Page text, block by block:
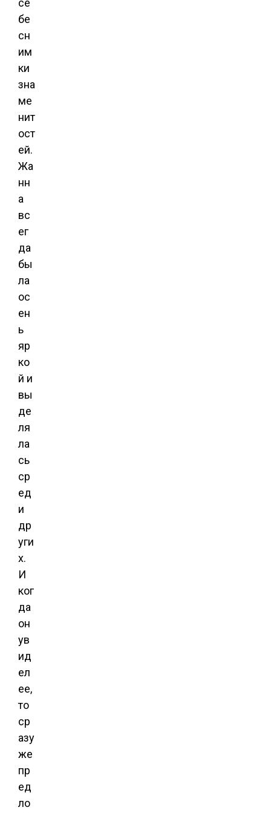
се
бе
сн
им
ки
зна
ме
нит
ост
ей.
Жа
нн
а
вс
ег
да
бы
ла
ос
ен
ь
яр
ко
й и
вы
де
ля
ла
сь
ср
ед
и
др
уги
х.
И
ког
да
он
ув
ид
ел
ее,
то
ср
азу
же
пр
ед
ло